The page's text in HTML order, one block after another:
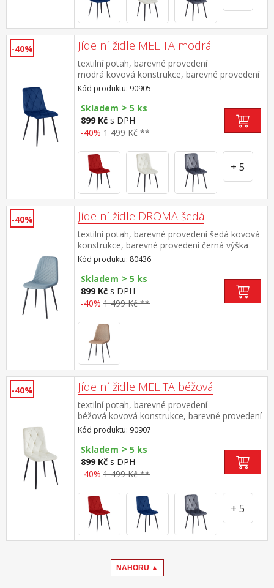
-40% Jídelní židle MELITA modrá
textilní potah, barevné provedení
modrá kovová konstrukce, barevné provedení
černá výška sedu 50 cm doporučená nosnost
do 120 kg
Kód produktu: 90905
Skladem > 5 ks
899 Kč s DPH
-40% 1 499 Kč **
+ 5
-40% Jídelní židle DROMA šedá
textilní potah, barevné provedení šedá kovová
konstrukce, barevné provedení černá výška
sedu 47 cm doporučená nosnost do 120 kg
Kód produktu: 80436
Skladem > 5 ks
899 Kč s DPH
-40% 1 499 Kč **
-40% Jídelní židle MELITA béžová
textilní potah, barevné provedení
béžová kovová konstrukce, barevné provedení
černá výška sedu 50 cm doporučená nosnost
do 120 kg
Kód produktu: 90907
Skladem > 5 ks
899 Kč s DPH
-40% 1 499 Kč **
+ 5
NAHORU ▲